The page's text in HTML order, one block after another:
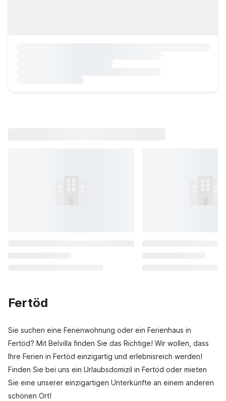
Fertöd
Sie suchen eine Ferienwohnung oder ein Ferienhaus in
Fertöd? Mit Belvilla finden Sie das Richtige! Wir wollen, dass
Ihre Ferien in Fertöd einzigartig und erlebnisreich werden!
Finden Sie bei uns ein Urlaubsdomizil in Fertöd oder mieten
Sie eine unserer einzigartigen Unterkünfte an einem anderen
schönen Ort!